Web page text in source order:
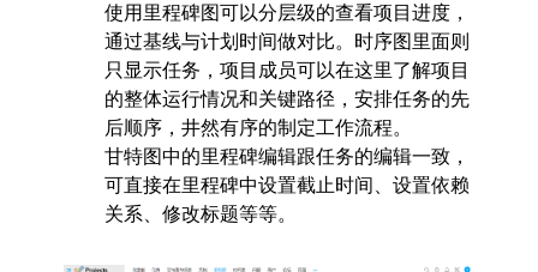
使用里程碑图可以分层级的查看项目进度，
通过基线与计划时间做对比。时序图里面则
只显示任务，项目成员可以在这里了解项目
的整体运行情况和关键路径，安排任务的先
后顺序，井然有序的制定工作流程。
甘特图中的里程碑编辑跟任务的编辑一致，
可直接在里程碑中设置截止时间、设置依赖
关系、修改标题等等。